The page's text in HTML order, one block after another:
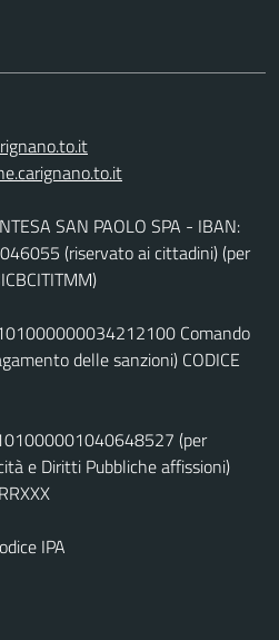
SAN PAOLO SPA - IBAN:
(riservato ai cittadini) (per
Comando
delle sanzioni) CODICE
(per
e Diritti Pubbliche affissioni)
IPA